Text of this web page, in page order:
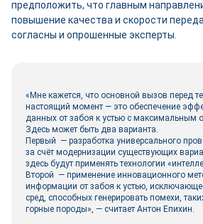
предположить, что главным
повышение качества и скорости
согласны и опрошенные эксперты.
«Мне кажется, что основной вызов перед
настоящий момент — это обеспечение
данных от забоя к устью с максимальным
Здесь может быть два варианта.
Первый — разработка универсального
за счёт модернизации существующих
здесь будут применять технологии
Второй — применение инновационного
информации от забоя к устью,
сред, способных генерировать помехи,
горные породы», — считает Антон Епихин.